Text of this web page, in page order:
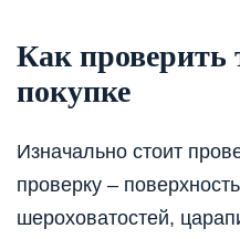
Как проверить
покупке
Изначально стоит
проверку –
шероховатостей,